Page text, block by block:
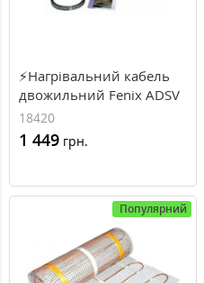
⚡Нагрівальний кабель
двожильний Fenix ADSV
18420, 2.6...3м², 420Вт,
24м.п, 18Вт\м.п
18420
1 449 грн.
Популярний